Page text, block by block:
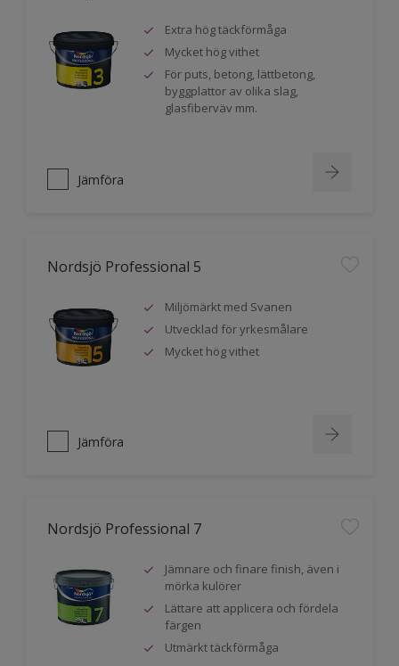
Extra hög täckförmåga
Mycket hög vithet
För puts, betong, lättbetong,
byggplattor av olika slag,
glasfiberväv mm.
Jämföra
Nordsjö Professional 5
Miljömärkt med Svanen
Utvecklad för yrkesmålare
Mycket hög vithet
Jämföra
Nordsjö Professional 7
Jämnare och finare finish, även i
mörka kulörer
Lättare att applicera och fördela
färgen
Utmärkt täckförmåga